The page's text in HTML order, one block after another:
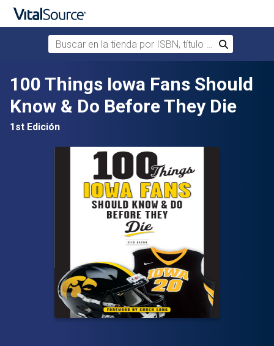
Saltar al contenido principal
Buscar en la tienda por ISBN, título o autor
Buscar
100 Things Iowa Fans Should
Know & Do Before They Die
1st Edición